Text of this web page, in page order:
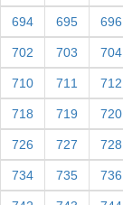
694 695 696
702 703 704
710 711 712
718 719 720
726 727 728
734 735 736